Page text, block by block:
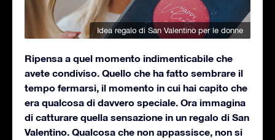
Idea regalo di San Valentino per le donne
Ripensa a quel momento indimenticabile che
avete condiviso. Quello che ha fatto sembrare il
tempo fermarsi, il momento in cui hai capito che
era qualcosa di davvero speciale. Ora immagina
di catturare quella sensazione in un regalo di San
Valentino. Qualcosa che non appassisce, non si